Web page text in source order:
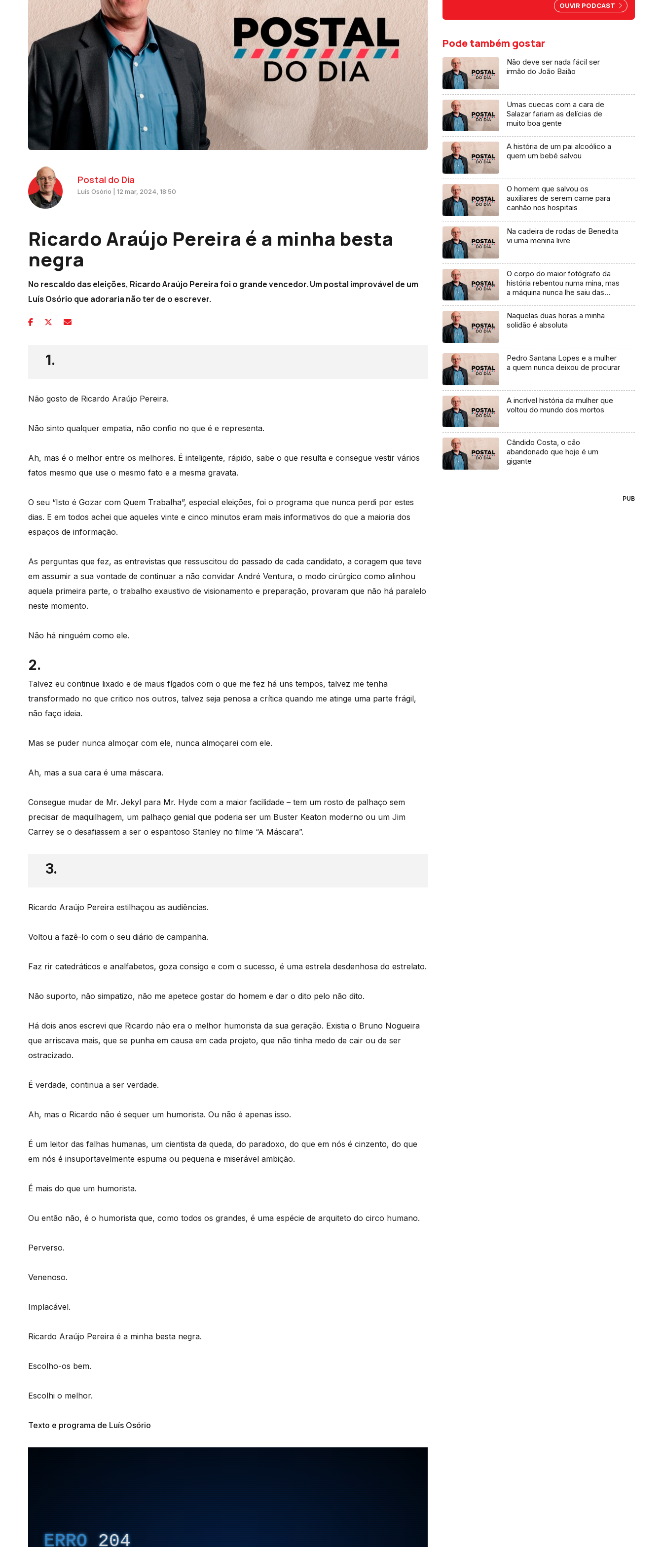
Postal do Dia
Luís Osório | 12 mar, 2024, 18:50
Ricardo Araújo Pereira é a minha besta
negra
No rescaldo das eleições, Ricardo Araújo Pereira foi o grande vencedor. Um postal improvável de um
Luís Osório que adoraria não ter de o escrever.
1.
Não gosto de Ricardo Araújo Pereira.
Não sinto qualquer empatia, não confio no que é e representa.
Ah, mas é o melhor entre os melhores. É inteligente, rápido, sabe o que resulta e consegue vestir vários
fatos mesmo que use o mesmo fato e a mesma gravata.
O seu “Isto é Gozar com Quem Trabalha”, especial eleições, foi o programa que nunca perdi por estes
dias. E em todos achei que aqueles vinte e cinco minutos eram mais informativos do que a maioria dos
espaços de informação.
As perguntas que fez, as entrevistas que ressuscitou do passado de cada candidato, a coragem que teve
em assumir a sua vontade de continuar a não convidar André Ventura, o modo cirúrgico como alinhou
aquela primeira parte, o trabalho exaustivo de visionamento e preparação, provaram que não há paralelo
neste momento.
Não há ninguém como ele.
2.
Talvez eu continue lixado e de maus fígados com o que me fez há uns tempos, talvez me tenha
transformado no que critico nos outros, talvez seja penosa a crítica quando me atinge uma parte frágil,
não faço ideia.
Mas se puder nunca almoçar com ele, nunca almoçarei com ele.
Ah, mas a sua cara é uma máscara.
Consegue mudar de Mr. Jekyl para Mr. Hyde com a maior facilidade – tem um rosto de palhaço sem
precisar de maquilhagem, um palhaço genial que poderia ser um Buster Keaton moderno ou um Jim
Carrey se o desafiassem a ser o espantoso Stanley no filme “A Máscara”.
3.
Ricardo Araújo Pereira estilhaçou as audiências.
Voltou a fazê-lo com o seu diário de campanha.
Faz rir catedráticos e analfabetos, goza consigo e com o sucesso, é uma estrela desdenhosa do estrelato.
Não suporto, não simpatizo, não me apetece gostar do homem e dar o dito pelo não dito.
Há dois anos escrevi que Ricardo não era o melhor humorista da sua geração. Existia o Bruno Nogueira
que arriscava mais, que se punha em causa em cada projeto, que não tinha medo de cair ou de ser
ostracizado.
É verdade, continua a ser verdade.
Ah, mas o Ricardo não é sequer um humorista. Ou não é apenas isso.
É um leitor das falhas humanas, um cientista da queda, do paradoxo, do que em nós é cinzento, do que
em nós é insuportavelmente espuma ou pequena e miserável ambição.
É mais do que um humorista.
Ou então não, é o humorista que, como todos os grandes, é uma espécie de arquiteto do circo humano.
Perverso.
Venenoso.
Implacável.
Ricardo Araújo Pereira é a minha besta negra.
Escolho-os bem.
Escolhi o melhor.
Texto e programa de Luís Osório
por abuso da liberdade de
OUVIR PODCAST
Pode também gostar
Não deve ser nada fácil ser
irmão do João Baião
Umas cuecas com a cara de
Salazar fariam as delícias de
muito boa gente
A história de um pai alcoólico a
quem um bebé salvou
O homem que salvou os
auxiliares de serem carne para
canhão nos hospitais
Na cadeira de rodas de Benedita
vi uma menina livre
O corpo do maior fotógrafo da
história rebentou numa mina, mas
a máquina nunca lhe saiu das
Naquelas duas horas a minha
solidão é absoluta
Pedro Santana Lopes e a mulher
a quem nunca deixou de procurar
A incrível história da mulher que
voltou do mundo dos mortos
Cândido Costa, o cão
abandonado que hoje é um
gigante
PUB